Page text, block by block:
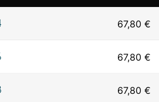
67,80 €
67,80 €
67,80 €